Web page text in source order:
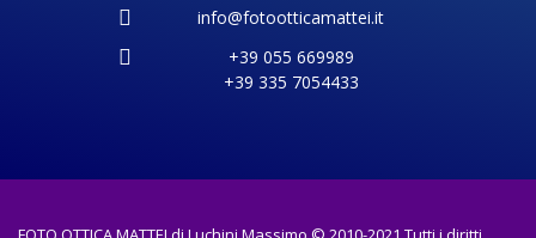
info@fotootticamattei.it
+39 055 669989
+39 335 7054433